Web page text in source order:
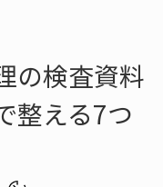
の検査資料
整える7つ